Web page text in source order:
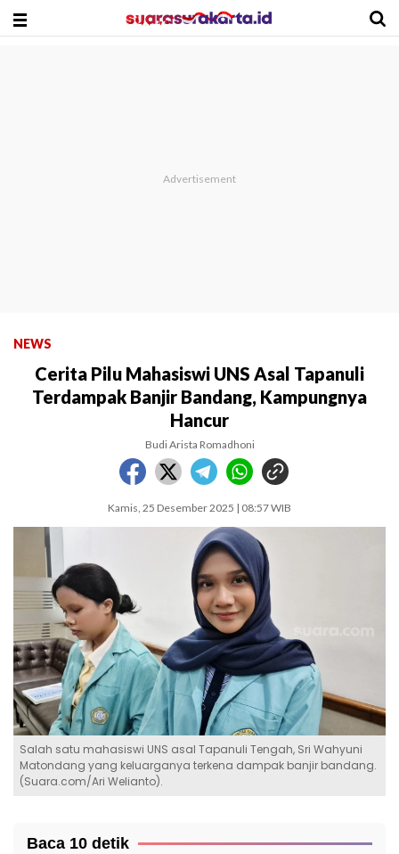
NEWS
Cerita Pilu Mahasiswi UNS Asal Tapanuli
Terdampak Banjir Bandang, Kampungnya
Hancur
Budi Arista Romadhoni
Kamis, 25 Desember 2025 | 08:57 WIB
Salah satu mahasiswi UNS asal Tapanuli Tengah, Sri Wahyuni
Matondang yang keluarganya terkena dampak banjir bandang.
(Suara.com/Ari Welianto).
Baca 10 detik